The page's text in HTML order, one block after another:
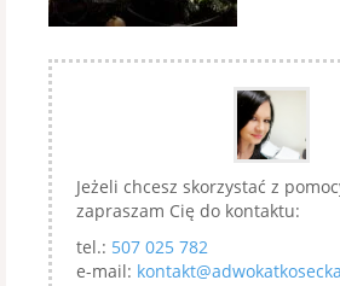
Jeżeli chcesz skorzystać z
zapraszam Cię do kontaktu:
tel.: 507 025 782
e-mail: